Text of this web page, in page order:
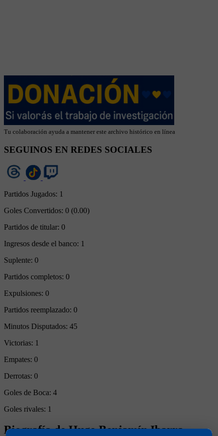
Tu colaboración ayuda a mantener este archivo histórico en línea
SEGUINOS EN REDES SOCIALES
Partidos Jugados: 1
Goles Convertidos: 0 (0.00)
Partidos de titular: 0
Ingresos desde el banco: 1
Suplente: 0
Partidos completos: 0
Expulsiones: 0
Partidos reemplazado: 0
Minutos Disputados: 45
Victorias: 1
Empates: 0
Derrotas: 0
Goles de Boca: 4
Goles rivales: 1
Biografía de Hugo Benjamín Ibarra